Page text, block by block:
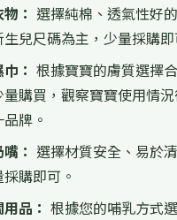
： 選擇純棉、透氣性好
兒尺碼為主，少量採購即
： 根據寶寶的膚質選擇
量購買，觀察寶寶使用情
牌。
： 選擇材質安全、易於
購即可。
品： 根據您的哺乳方式